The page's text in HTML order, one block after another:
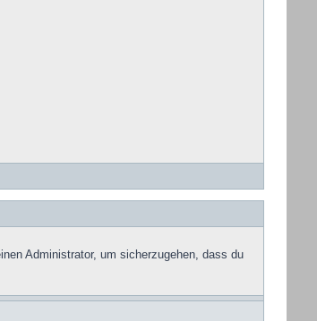
Administrator, um sicherzugehen, dass du